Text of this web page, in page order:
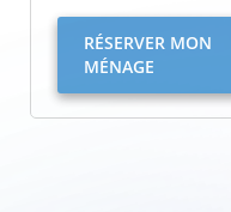
RÉSERVER MON
MÉNAGE